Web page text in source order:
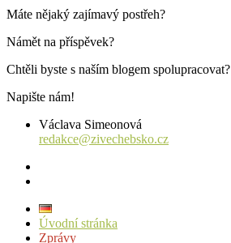
Máte nějaký zajímavý postřeh?
Námět na příspěvek?
Chtěli byste s naším blogem spolupracovat?
Napište nám!
Václava Simeonová
redakce@zivechebsko.cz
Úvodní stránka
Zprávy